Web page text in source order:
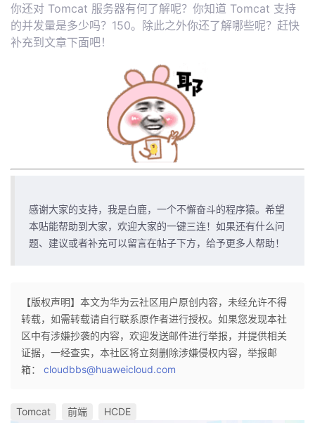
你还对 Tomcat 服务器有何了解呢？你知道 Tomcat 支持
的并发量是多少吗？150。除此之外你还了解哪些呢？赶快
补充到文章下面吧！
感谢大家的支持，我是白鹿，一个不懈奋斗的程序猿。希望
本贴能帮助到大家，欢迎大家的一键三连！如果还有什么问
题、建议或者补充可以留言在帖子下方，给予更多人帮助！
【版权声明】本文为华为云社区用户原创内容，未经允许不得
转载，如需转载请自行联系原作者进行授权。如果您发现本社
区中有涉嫌抄袭的内容，欢迎发送邮件进行举报，并提供相关
证据，一经查实，本社区将立刻删除涉嫌侵权内容，举报邮
箱： cloudbbs@huaweicloud.com
Tomcat 前端 HCDE